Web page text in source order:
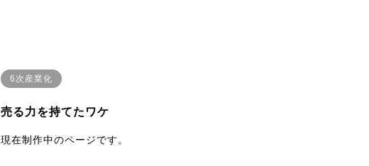
6次産業化
売る力を持てたワケ
現在制作中のページです。